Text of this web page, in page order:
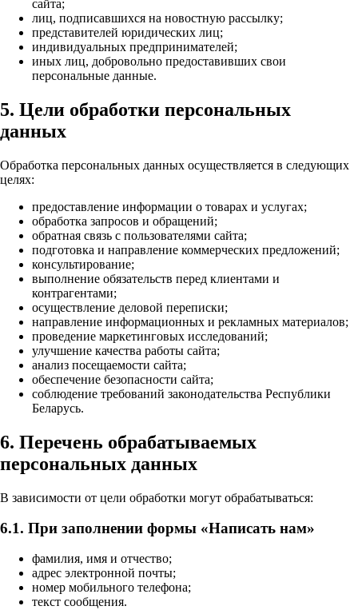
сайта;
лиц, подписавшихся на новостную рассылку;
представителей юридических лиц;
индивидуальных предпринимателей;
иных лиц, добровольно предоставивших свои
персональные данные.
5. Цели обработки персональных
данных
Обработка персональных данных осуществляется в следующих
целях:
предоставление информации о товарах и услугах;
обработка запросов и обращений;
обратная связь с пользователями сайта;
подготовка и направление коммерческих предложений;
консультирование;
выполнение обязательств перед клиентами и
контрагентами;
осуществление деловой переписки;
направление информационных и рекламных материалов;
проведение маркетинговых исследований;
улучшение качества работы сайта;
анализ посещаемости сайта;
обеспечение безопасности сайта;
соблюдение требований законодательства Республики
Беларусь.
6. Перечень обрабатываемых
персональных данных
В зависимости от цели обработки могут обрабатываться:
6.1. При заполнении формы «Написать нам»
фамилия, имя и отчество;
адрес электронной почты;
номер мобильного телефона;
текст сообщения.